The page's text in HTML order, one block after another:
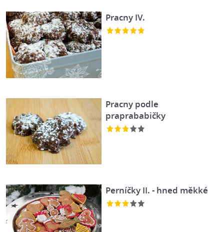
Pracny IV.
Pracny podle
praprababičky
Perníčky II. - hned měkké